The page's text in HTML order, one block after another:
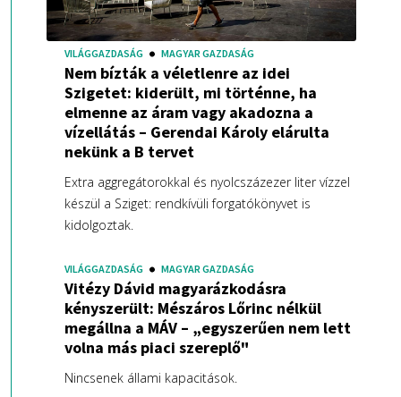
VILÁGGAZDASÁG MAGYAR GAZDASÁG
Nem bízták a véletlenre az idei
Szigetet: kiderült, mi történne, ha
elmenne az áram vagy akadozna a
vízellátás – Gerendai Károly elárulta
nekünk a B tervet
Extra aggregátorokkal és nyolcszázezer liter vízzel
készül a Sziget: rendkívüli forgatókönyvet is
kidolgoztak.
VILÁGGAZDASÁG MAGYAR GAZDASÁG
Vitézy Dávid magyarázkodásra
kényszerült: Mészáros Lőrinc nélkül
megállna a MÁV – „egyszerűen nem lett
volna más piaci szereplő"
Nincsenek állami kapacitások.